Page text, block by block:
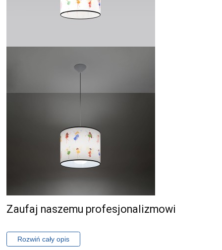
Zaufaj naszemu profesjonalizmowi